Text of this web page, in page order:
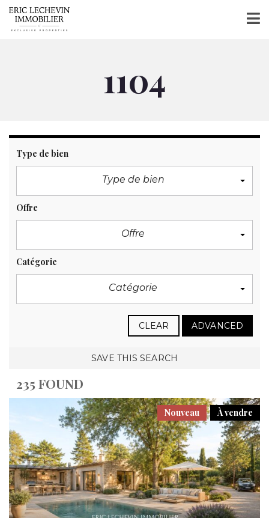
1104
Type de bien
Type de bien
Offre
Offre
Catégorie
Catégorie
CLEAR ADVANCED
SAVE THIS SEARCH
235 FOUND
À vendre
Nouveau